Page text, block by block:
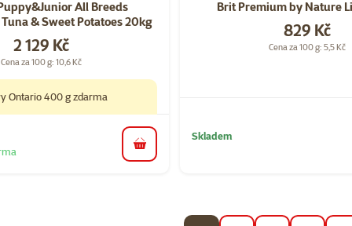
All Breeds
& Sweet Potatoes 20kg
Cena
2 129 Kč
Cena za 100 g: 10,6 Kč
Ontario 400 g zdarma
do košíku
Brit Premium by Nature
Cena
829 Kč
Cena za 100 g: 5,5 Kč
Skladem